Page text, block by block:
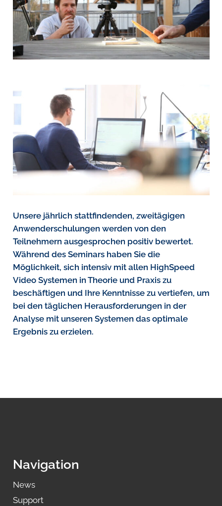
Unsere jährlich stattfindenden, zweitägigen
Anwenderschulungen werden von den
Teilnehmern ausgesprochen positiv bewertet.
Während des Seminars haben Sie die
Möglichkeit, sich intensiv mit allen HighSpeed
Video Systemen in Theorie und Praxis zu
beschäftigen und Ihre Kenntnisse zu vertiefen, um
bei den täglichen Herausforderungen in der
Analyse mit unseren Systemen das optimale
Ergebnis zu erzielen.
Navigation
News
Support